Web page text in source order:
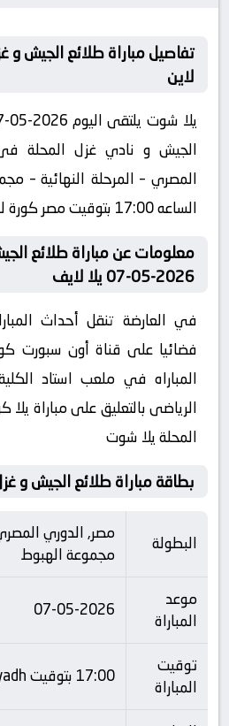
تفاصيل مباراة طلائع الجيش و
لاين
الجيش و نادي غزل المحلة
المصري – المرحلة النهائية –
الساعه 17:00 بتوقيت مصر كورة لايف
معلومات عن مباراة طلائع
2026-05-07 يلا لايف
في العارضة تنقل أحداث
المباراه في ملعب استاد
الرياضى بالتعليق على مباراة
المحلة يلا شوت
بطاقة مباراة طلائع الجيش و
البطولة
مصر, الدوري
مجموعة الهبوط
موعد
المباراة
07-05-2026
توقيت
المباراة
17:00 بتوقيت Asia/Riyadh